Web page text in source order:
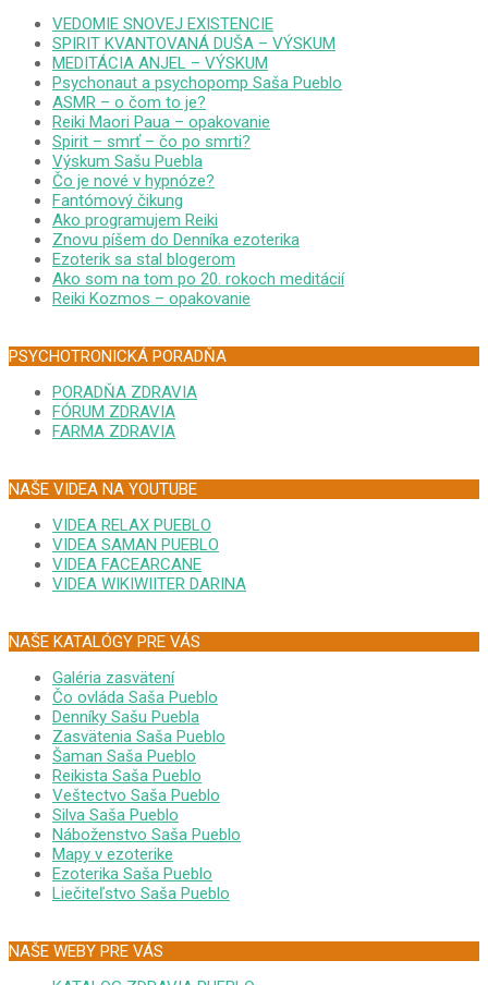
VEDOMIE SNOVEJ EXISTENCIE
SPIRIT KVANTOVANÁ DUŠA – VÝSKUM
MEDITÁCIA ANJEL – VÝSKUM
Psychonaut a psychopomp Saša Pueblo
ASMR – o čom to je?
Reiki Maori Paua – opakovanie
Spirit – smrť – čo po smrti?
Výskum Sašu Puebla
Čo je nové v hypnóze?
Fantómový čikung
Ako programujem Reiki
Znovu píšem do Denníka ezoterika
Ezoterik sa stal blogerom
Ako som na tom po 20. rokoch meditácií
Reiki Kozmos – opakovanie
PSYCHOTRONICKÁ PORADŇA
PORADŇA ZDRAVIA
FÓRUM ZDRAVIA
FARMA ZDRAVIA
NAŠE VIDEA NA YOUTUBE
VIDEA RELAX PUEBLO
VIDEA SAMAN PUEBLO
VIDEA FACEARCANE
VIDEA WIKIWIITER DARINA
NAŠE KATALÓGY PRE VÁS
Galéria zasvätení
Čo ovláda Saša Pueblo
Denníky Sašu Puebla
Zasvätenia Saša Pueblo
Šaman Saša Pueblo
Reikista Saša Pueblo
Veštectvo Saša Pueblo
Silva Saša Pueblo
Náboženstvo Saša Pueblo
Mapy v ezoterike
Ezoterika Saša Pueblo
Liečiteľstvo Saša Pueblo
NAŠE WEBY PRE VÁS